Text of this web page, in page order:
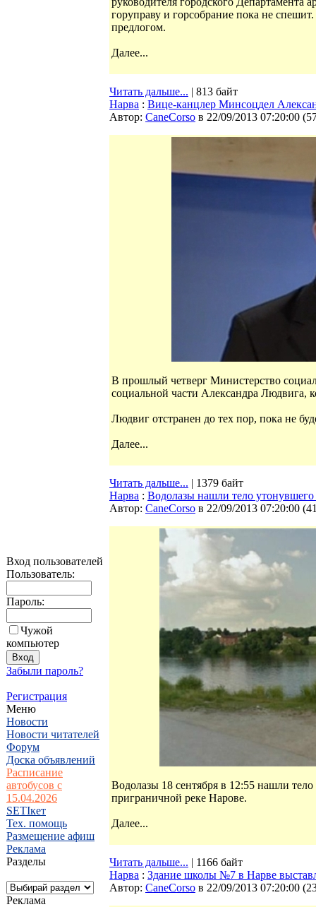
Вход пользователей
Пользователь:
Пароль:
Чужой
компьютер
Забыли пароль?
Регистрация
Меню
Новости
Новости читателей
Форум
Доска объявлений
Расписание
автобусов с
15.04.2026
SETIкет
Тех. помощь
Размещение афиш
Реклама
Разделы
Реклама
горуправу и горсобрание пока не
предлогом.
Далее...
Читать дальше... | 813 байт
Нарва : Вице-канцлер Минсоцдел
Автор: CaneCorso в 22/09/2013 07:20:00 (
В прошлый четверг Министерство
социальной части Александра Людвига,
Людвиг отстранен до тех пор, пока не
Далее...
Читать дальше... | 1379 байт
Нарва : Водолазы нашли тело
Автор: CaneCorso в 22/09/2013 07:20:00 (
Водолазы 18 сентября в 12:55 нашли
приграничной реке Нарове.
Далее...
Читать дальше... | 1166 байт
Нарва : Здание школы №7 в Нарве
Автор: CaneCorso в 22/09/2013 07:20:00 (